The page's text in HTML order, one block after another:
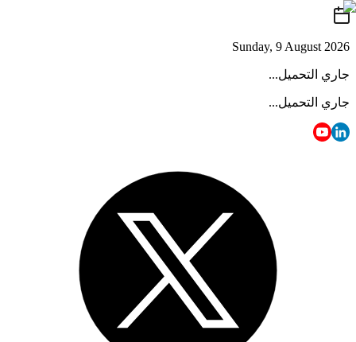
Sunday, 9 August 2026
جاري التحميل...
جاري التحميل...